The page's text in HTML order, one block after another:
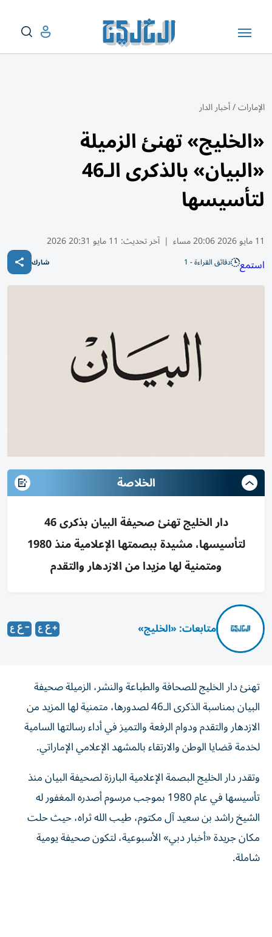
الإمارات/أخبار الدار
«الخليج» تهنئ الزميلة
«البيان» بالذكرى الـ46
لتأسيسها
11 مايو 2026 20:06 مساء | آخر تحديث: 11 مايو 20:31 2026
استمع دقائق القراءة - 1 شارك
الخلاصة
دار الخليج تهنئ صحيفة البيان بذكرى 46
لتأسيسها، مشيدة ببصمتها الإعلامية منذ 1980
ومتمنية لها مزيدا من الازدهار والتقدم
متابعات: «الخليج»
تهنئ دار الخليج للصحافة والطباعة والنشر، الزميلة صحيفة
البيان بمناسبة الذكرى الـ46 لصدورها، متمنية لها المزيد من
الازدهار والتقدم ودوام الرفعة والتميز في أداء رسالتها السامية
لخدمة قضايا الوطن والارتقاء بالمشهد الإعلامي الإماراتي.
وتقدر دار الخليج البصمة الإعلامية البارزة لصحيفة البيان منذ
تأسيسها في عام 1980 بموجب مرسوم أصدره المغفور له
الشيخ راشد بن سعيد آل مكتوم، طيب الله ثراه، حيث حلت
مكان جريدة «أخبار دبي» الأسبوعية، لتكون صحيفة يومية
شاملة.